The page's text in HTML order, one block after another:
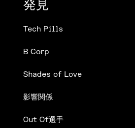
発見
Tech Pills
B Corp
Shades of Love
影響関係
Out Of選手